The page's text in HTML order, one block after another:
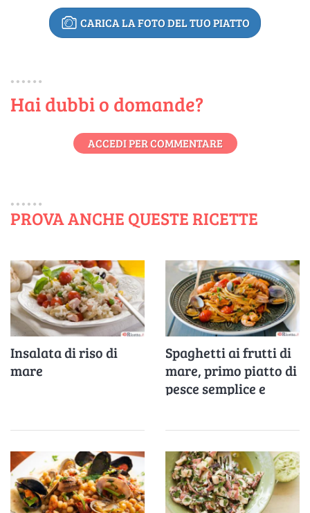
CARICA LA FOTO DEL TUO PIATTO
Hai dubbi o domande?
ACCEDI PER COMMENTARE
PROVA ANCHE QUESTE RICETTE
Insalata di riso di
mare
Spaghetti ai frutti di
mare, primo piatto di
pesce semplice e